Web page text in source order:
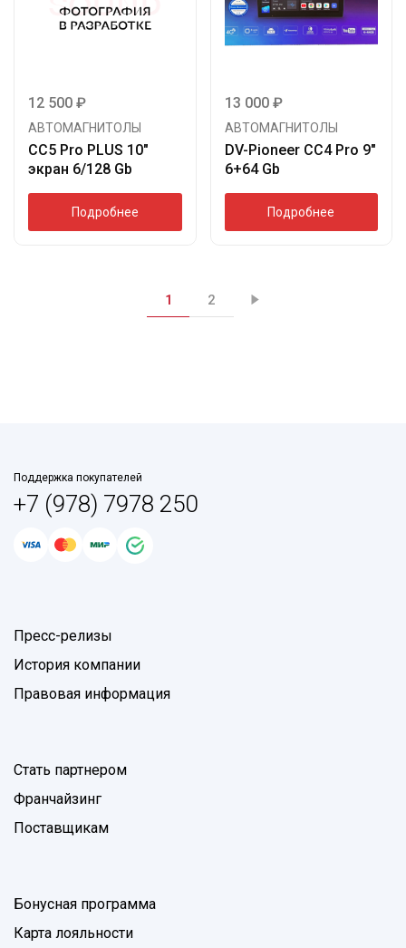
12 500 ₽
АВТОМАГНИТОЛЫ
CC5 Pro PLUS 10″
экран 6/128 Gb
Подробнее
13 000 ₽
АВТОМАГНИТОЛЫ
DV-Pioneer СС4 Pro 9″
6+64 Gb
Подробнее
1 2
Поддержка покупателей
+7 (978) 7978 250
Пресс-релизы
История компании
Правовая информация
Стать партнером
Франчайзинг
Поставщикам
Бонусная программа
Карта лояльности